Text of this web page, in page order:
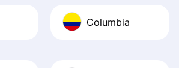
Columbia